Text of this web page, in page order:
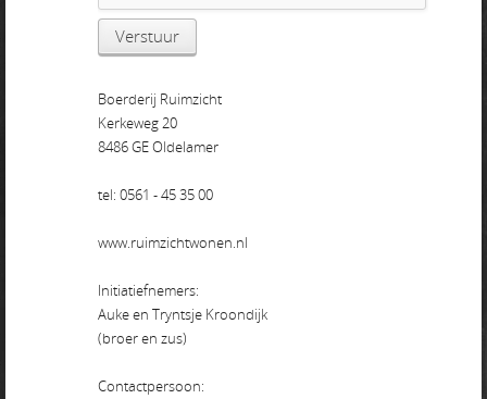
Boerderij Ruimzicht
Kerkeweg 20
8486 GE Oldelamer
tel: 0561 - 45 35 00
www.ruimzichtwonen.nl
Initiatiefnemers:
Auke en Tryntsje Kroondijk
(broer en zus)
Contactpersoon: